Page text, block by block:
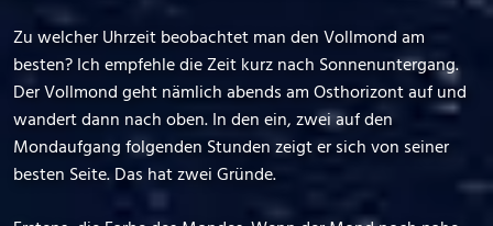
Zu welcher Uhrzeit beobachtet man den Vollmond am
besten? Ich empfehle die Zeit kurz nach Sonnenuntergang.
Der Vollmond geht nämlich abends am Osthorizont auf und
wandert dann nach oben. In den ein, zwei auf den
Mondaufgang folgenden Stunden zeigt er sich von seiner
besten Seite. Das hat zwei Gründe.